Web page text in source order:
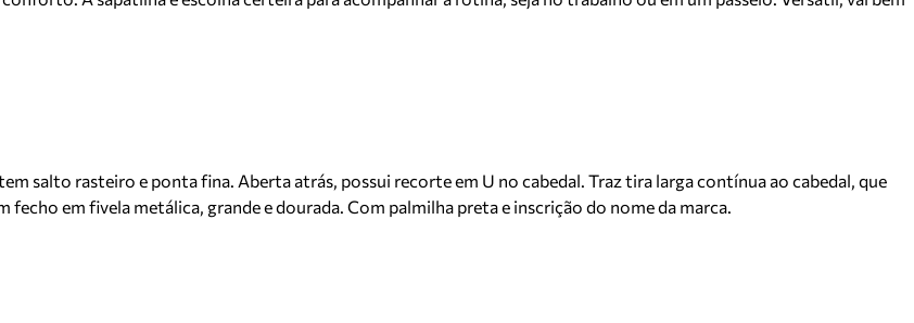
salto rasteiro e ponta fina. Aberta atrás, possui recorte em U no cabedal. Traz tira larga contínua ao cabedal, que
em fivela metálica, grande e dourada. Com palmilha preta e inscrição do nome da marca.